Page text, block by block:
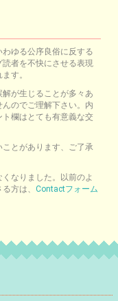
ゆる公序良俗に反する
者を不快にさせる表現
す。
が生じることが多々あ
のでご理解下さい。内
欄はとても有意義な交
とがあります、ご了承
なりました。以前のよ
方は、 Contactフォーム